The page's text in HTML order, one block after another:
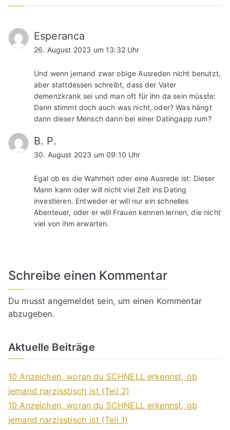
Esperanca
26. August 2023 um 13:32 Uhr
Und wenn jemand zwar obige Ausreden nicht benutzt,
aber stattdessen schreibt, dass der Vater
demenzkrank sei und man oft für ihn da sein müsste:
Dann stimmt doch auch was nicht, oder? Was hängt
dann dieser Mensch dann bei einer Datingapp rum?
B. P.
30. August 2023 um 09:10 Uhr
Egal ob es die Wahrheit oder eine Ausrede ist: Dieser
Mann kann oder will nicht viel Zeit ins Dating
investieren. Entweder er will nur ein schnelles
Abenteuer, oder er will Frauen kennen lernen, die nicht
viel von ihm erwarten.
Schreibe einen Kommentar
Du musstangemeldet sein, um einen Kommentar
abzugeben.
Aktuelle Beiträge
10 Anzeichen, woran du SCHNELL erkennst, ob
jemand narzisstisch ist (Teil 2)
10 Anzeichen, woran du SCHNELL erkennst, ob
jemand narzisstisch ist (Teil 1)